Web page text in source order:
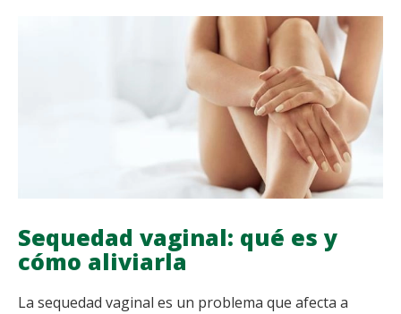
Sequedad vaginal: qué es y
cómo aliviarla
La sequedad vaginal es un problema que afecta a